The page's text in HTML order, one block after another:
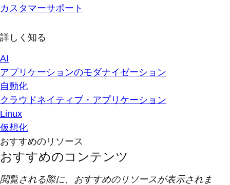
カスタマーサポート
詳しく知る
AI
アプリケーションのモダナイゼーション
自動化
クラウドネイティブ・アプリケーション
Linux
仮想化
おすすめのリソース
おすすめのコンテンツ
閲覧される際に、おすすめのリソースが表示されま